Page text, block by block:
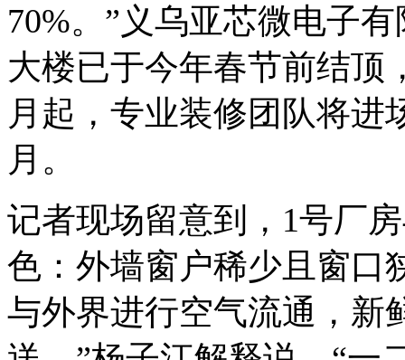
70%。”义乌亚芯微电子
大楼已于今年春节前结顶
月起，专业装修团队将进
月。
记者现场留意到，1号厂
色：外墙窗户稀少且窗口
与外界进行空气流通，新